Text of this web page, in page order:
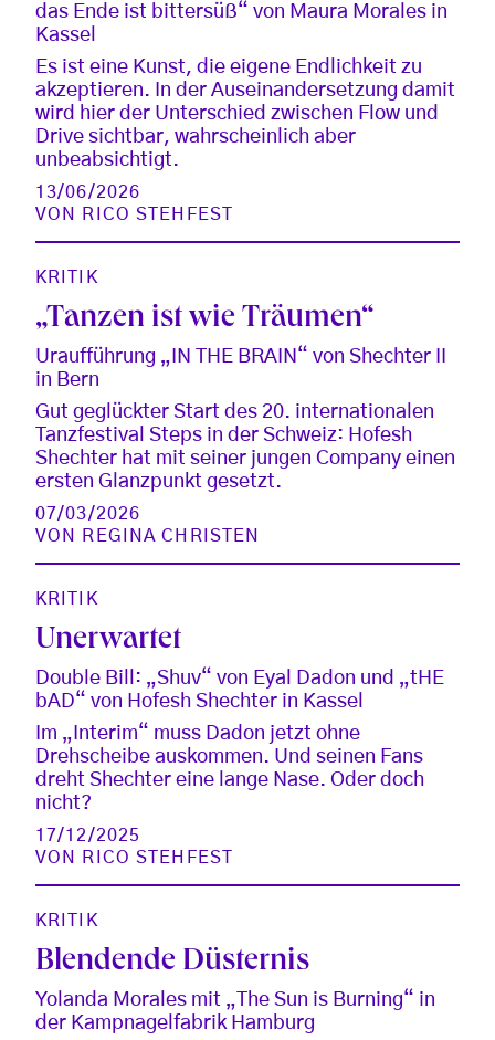
das Ende ist bittersüß“ von Maura Morales in
Kassel
Es ist eine Kunst, die eigene Endlichkeit zu
akzeptieren. In der Auseinandersetzung damit
wird hier der Unterschied zwischen Flow und
Drive sichtbar, wahrscheinlich aber
unbeabsichtigt.
13/06/2026
VON
RICO STEHFEST
KRITIK
„Tanzen ist wie Träumen“
Uraufführung „IN THE BRAIN“ von Shechter II
in Bern
Gut geglückter Start des 20. internationalen
Tanzfestival Steps in der Schweiz: Hofesh
Shechter hat mit seiner jungen Company einen
ersten Glanzpunkt gesetzt.
07/03/2026
VON
REGINA CHRISTEN
KRITIK
Unerwartet
Double Bill: „Shuv“ von Eyal Dadon und „tHE
bAD“ von Hofesh Shechter in Kassel
Im „Interim“ muss Dadon jetzt ohne
Drehscheibe auskommen. Und seinen Fans
dreht Shechter eine lange Nase. Oder doch
nicht?
17/12/2025
VON
RICO STEHFEST
KRITIK
Blendende Düsternis
Yolanda Morales mit „The Sun is Burning“ in
der Kampnagelfabrik Hamburg